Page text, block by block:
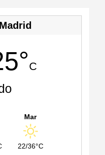
C
Mar
22/36°C